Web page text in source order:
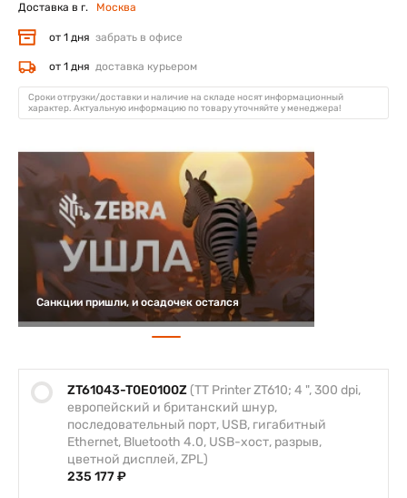
ZT61043-T0E0100Z (TT Printer ZT610; 4 ", 300 dpi,
европейский и британский шнур,
последовательный порт, USB, гигабитный
Ethernet, Bluetooth 4.0, USB-хост, разрыв,
цветной дисплей, ZPL)
235 177 ₽
Доставка в г. Москва
от 1 дня забрать в офисе
от 1 дня доставка курьером
Сроки отгрузки/доставки и наличие на складе носят информационный
характер. Актуальную информацию по товару уточняйте у менеджера!
Санкции пришли, и осадочек остался